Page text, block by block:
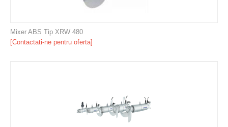
Mixer ABS Tip XRW 480
[Contactati-ne pentru oferta]